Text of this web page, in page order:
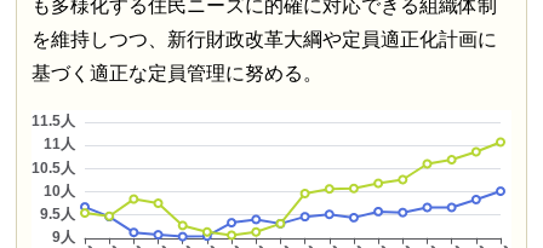
も多様化する住民ニーズに的確に対応できる組織体制
を維持しつつ、新行財政改革大綱や定員適正化計画に
基づく適正な定員管理に努める。